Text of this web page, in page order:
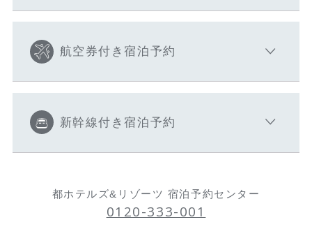
航空券付き宿泊予約
新幹線付き宿泊予約
都ホテルズ&リゾーツ 宿泊予約センター
0120-333-001